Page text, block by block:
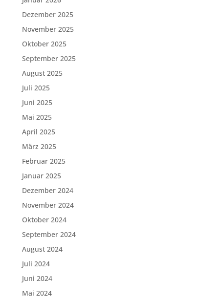
Dezember 2025
November 2025
Oktober 2025
September 2025
August 2025
Juli 2025
Juni 2025
Mai 2025
April 2025
März 2025
Februar 2025
Januar 2025
Dezember 2024
November 2024
Oktober 2024
September 2024
August 2024
Juli 2024
Juni 2024
Mai 2024